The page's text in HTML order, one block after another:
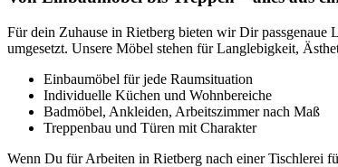
Für dein Zuhause in Rietberg bieten wir Dir passgenaue
umgesetzt. Unsere Möbel stehen für Langlebigkeit,
Einbaumöbel für jede Raumsituation
Individuelle Küchen und Wohnbereiche
Badmöbel, Ankleiden, Arbeitszimmer nach Maß
Treppenbau und Türen mit Charakter
Wenn Du für Arbeiten in Rietberg nach einer Tischlerei